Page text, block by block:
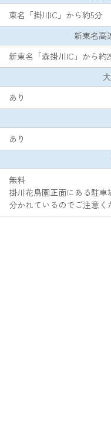
東名「掛川IC」から約5分
新東名高
新東名「森掛川IC」から約
あり
あり
無料
掛川花鳥園正面にある駐
分かれているのでご注意く